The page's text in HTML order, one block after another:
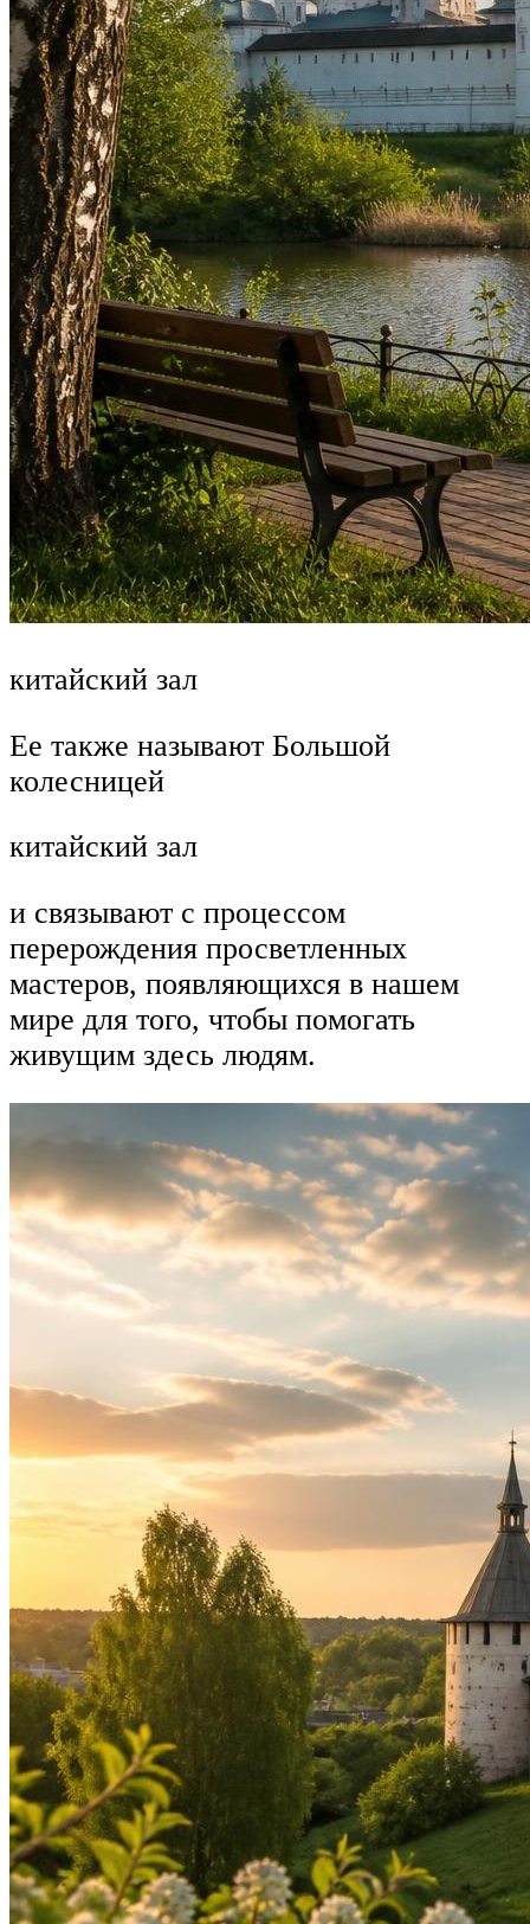
китайский зал
Ее также называют Большой
колесницей
китайский зал
и связывают с процессом
перерождения просветленных
мастеров, появляющихся в нашем
мире для того, чтобы помогать
живущим здесь людям.